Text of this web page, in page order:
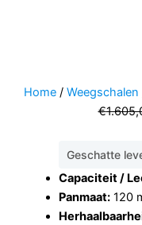
Home / Weegschalen
€
Geschatte
Capaciteit /
Panmaat:120